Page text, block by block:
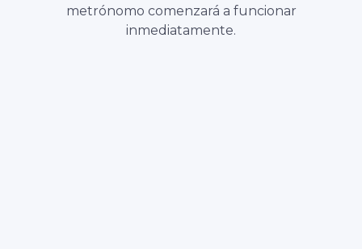
metrónomo comenzará a funcionar
inmediatamente.